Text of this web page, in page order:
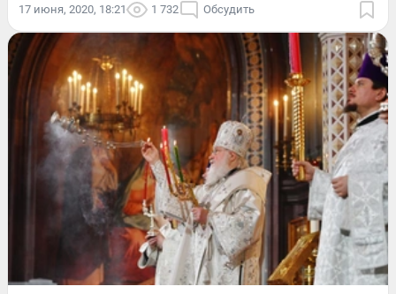
17 июня, 2020, 18:21 1 732 Обсудить